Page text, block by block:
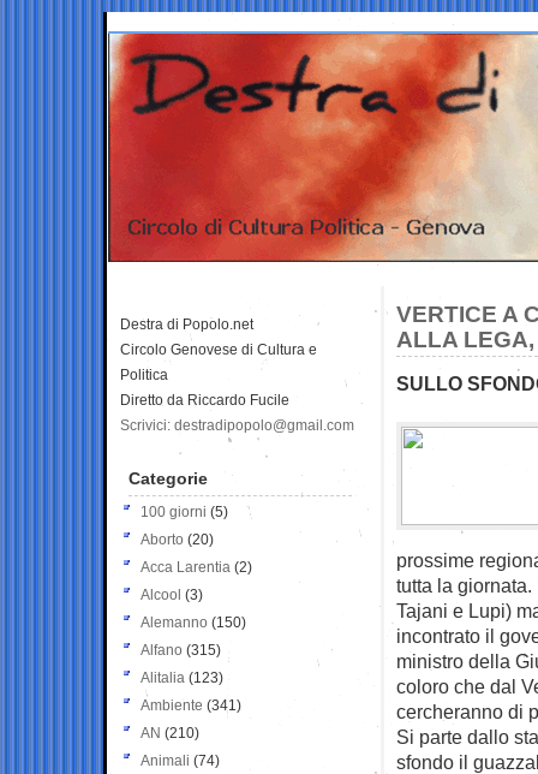
VERTICE A
ALLA LEGA,
SULLO
prossime
tutta la
Tajani e Lupi)
incontrato il
ministro della
coloro che dal
cercheranno di
Si parte dallo
sfondo il
Destra di Popolo.net
Circolo Genovese di Cultura e
Politica
Diretto da Riccardo Fucile
Scrivici: destradipopolo@gmail.com
Categorie
100 giorni (5)
Aborto (20)
Acca Larentia (2)
Alcool (3)
Alemanno (150)
Alfano (315)
Alitalia (123)
Ambiente (341)
AN (210)
Animali (74)